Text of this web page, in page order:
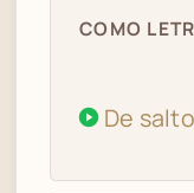
COMO
De